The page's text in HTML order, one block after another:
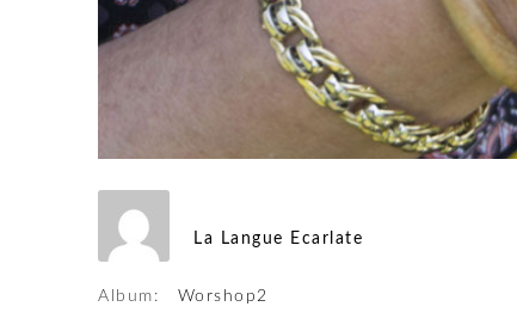
La Langue Ecarlate
Album: Worshop2